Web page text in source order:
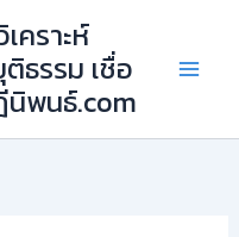
คราะห์
ธรรม เชื่อ
พนธ์.com